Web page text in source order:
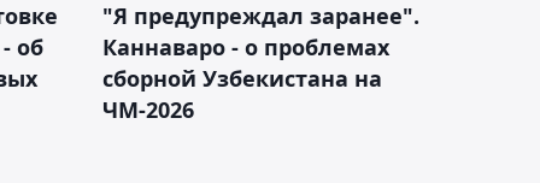
об
"Я предупреждал заранее".
Каннаваро - о проблемах
сборной Узбекистана на
ЧМ-2026